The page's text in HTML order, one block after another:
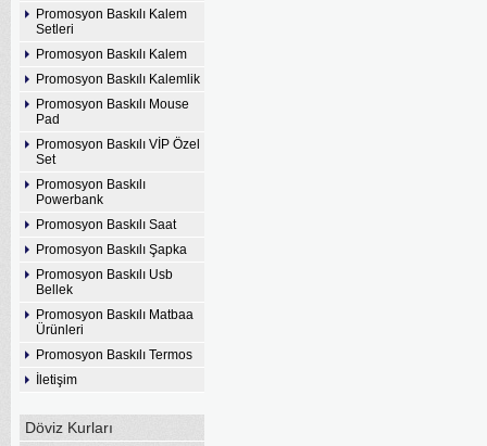
Promosyon Baskılı Kalem
Setleri
Promosyon Baskılı Kalem
Promosyon Baskılı Kalemlik
Promosyon Baskılı Mouse
Pad
Promosyon Baskılı VİP Özel
Set
Promosyon Baskılı
Powerbank
Promosyon Baskılı Saat
Promosyon Baskılı Şapka
Promosyon Baskılı Usb
Bellek
Promosyon Baskılı Matbaa
Ürünleri
Promosyon Baskılı Termos
İletişim
Döviz Kurları